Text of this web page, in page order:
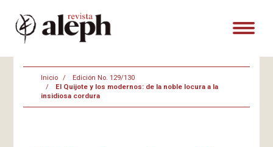
Inicio
Edición No. 129/130
El Quijote y los modernos: de la noble locura a la
insidiosa cordura